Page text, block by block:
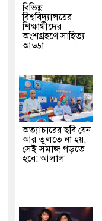
বিভিন্ন
বিশ্ববিদ্যালয়ের
শিক্ষার্থীদের
অংশগ্রহণে সাহিত্য
আড্ডা
অত্যাচারের ছবি যেন
আর তুলতে না হয়,
সেই সমাজ গড়তে
হবে: আলাল